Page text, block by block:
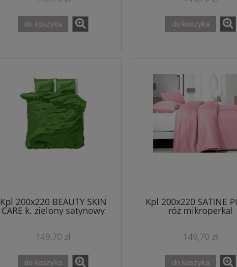
do koszyka do koszyka
Kpl 200x220 BEAUTY SKIN
CARE k. zielony satynowy
mikroperkal
149,70 zł
do koszyka
Kpl 200x220 SATINE
róż mikroperkal
149,70 zł
do koszyka